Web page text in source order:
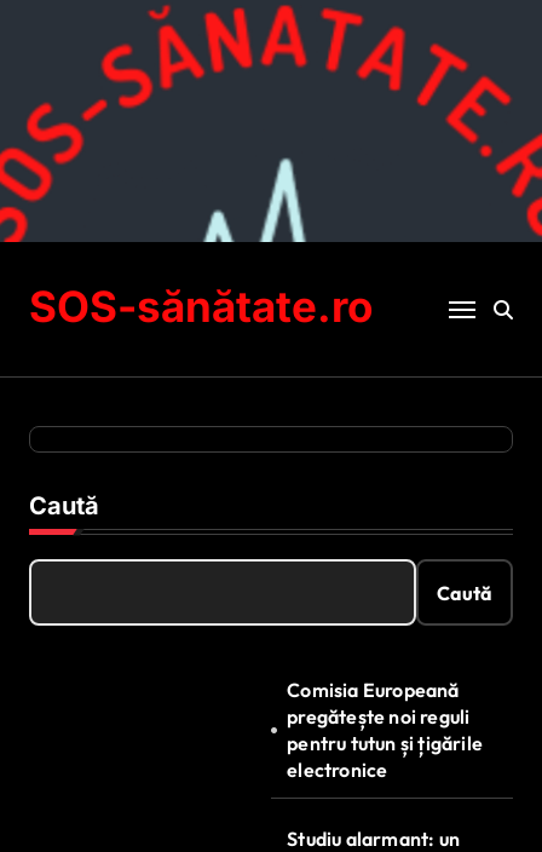
SOS-sănătate.ro
Caută
Caută
Comisia Europeană
pregătește noi reguli
pentru tutun și țigările
electronice
Studiu alarmant: un